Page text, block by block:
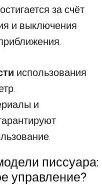
за счёт
и выключения
использования
и
писсуара:
управление?